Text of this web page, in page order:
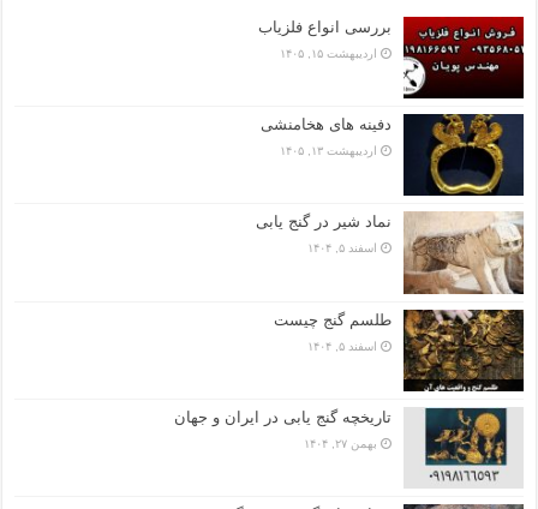
بررسی انواع فلزیاب
اردیبهشت ۱۵, ۱۴۰۵
دفینه های هخامنشی
اردیبهشت ۱۳, ۱۴۰۵
نماد شیر در گنج یابی
اسفند ۵, ۱۴۰۴
طلسم گنج چیست
اسفند ۵, ۱۴۰۴
تاریخچه گنج‌ یابی در ایران و جهان
بهمن ۲۷, ۱۴۰۴